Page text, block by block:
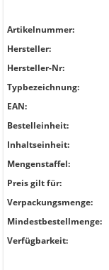
Artikelnummer:
Hersteller:
Hersteller-Nr:
Typbezeichnung:
EAN:
Bestelleinheit:
Inhaltseinheit:
Mengenstaffel:
Preis gilt für:
Verpackungsmenge:
Mindestbestellmenge:
Verfügbarkeit: